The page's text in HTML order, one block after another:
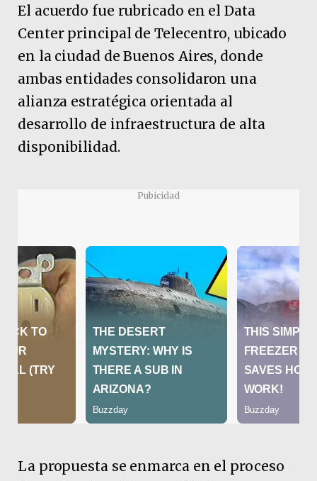
El acuerdo fue rubricado en el Data
Center principal de Telecentro, ubicado
en la ciudad de Buenos Aires, donde
ambas entidades consolidaron una
alianza estratégica orientada al
desarrollo de infraestructura de alta
disponibilidad.
Pubicidad
La propuesta se enmarca en el proceso